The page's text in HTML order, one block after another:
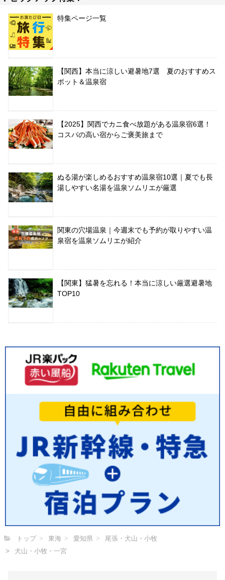
特集ページ一覧
【関西】本当に涼しい避暑地7選 夏のおすすめス
ポット＆温泉宿
【2025】関西でカニ食べ放題がある温泉宿6選！
コスパの高い宿からご褒美旅まで
ぬる湯が楽しめるおすすめ温泉宿10選｜夏でも長
湯しやすい名湯を温泉ソムリエが厳選
関東の穴場温泉｜今週末でも予約が取りやすい温
泉宿を温泉ソムリエが紹介
【関東】猛暑を忘れる！本当に涼しい厳選避暑地
TOP10
トップ 東海 愛知県
尾張・犬山・小牧
犬山・小牧・一宮